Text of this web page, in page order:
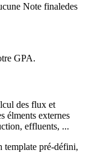
Note finaledes
GPA.
des flux et
élments externes
effluents, ...
template pré-défini,